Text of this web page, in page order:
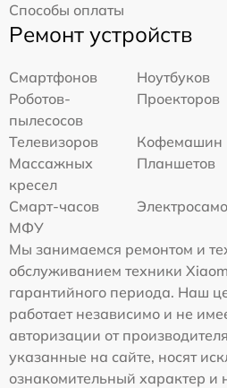
Способы оплаты
Ремонт устройств
Смартфонов
Ноутбуков
Роботов-
пылесосов
Проекторов
Телевизоров
Кофемашин
Массажных
кресел
Планшетов
Смарт-часов
МФУ
Мы занимаемся ремонтом и
обслуживанием техники
гарантийного периода. Наш
работает независимо и не
авторизации от
указанные на сайте, носят
ознакомительный характер и